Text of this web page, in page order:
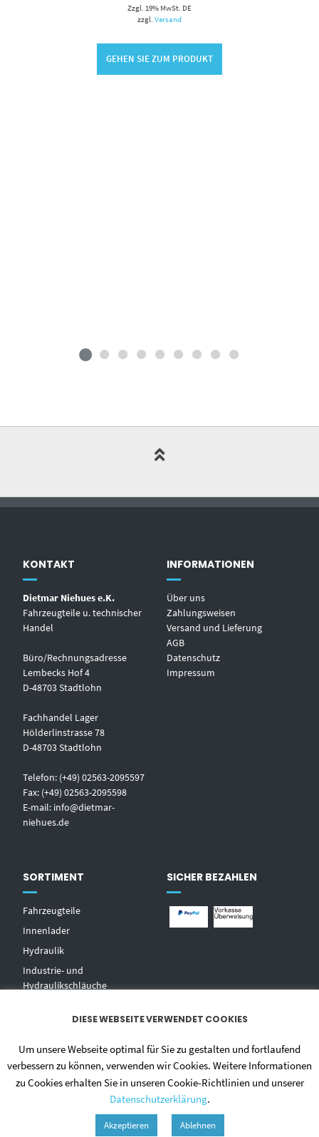
Zzgl. 19% MwSt. DE
zzgl.Versand
GEHEN SIE ZUM PRODUKT
KONTAKT
Dietmar Niehues e.K.
Fahrzeugteile u. technischer
Handel
Büro/Rechnungsadresse
Lembecks Hof 4
D-48703 Stadtlohn
Fachhandel Lager
Hölderlinstrasse 78
D-48703 Stadtlohn
Telefon: (+49) 02563-2095597
Fax: (+49) 02563-2095598
E-mail: info@dietmar-
niehues.de
INFORMATIONEN
Über uns
Zahlungsweisen
Versand und Lieferung
AGB
Datenschutz
Impressum
SORTIMENT
Fahrzeugteile
Innenlader
Hydraulik
Industrie- und
Hydraulikschläuche
Zentralschmierungen
Hochdruckwaschgeräte und
SICHER BEZAHLEN
DIESE WEBSEITE VERWENDET COOKIES
Um unsere Webseite optimal für Sie zu gestalten und fortlaufend
verbessern zu können, verwenden wir Cookies. Weitere Informationen
zu Cookies erhalten Sie in unseren Cookie-Richtlinien und unserer
Datenschutzerklärung.
Akzeptieren Ablehnen